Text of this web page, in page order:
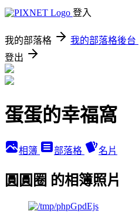
登入
我的部落格 我的部落格後台
登出
蛋蛋的幸福窩
相簿 部落格 名片
圓圓圈 的相簿照片